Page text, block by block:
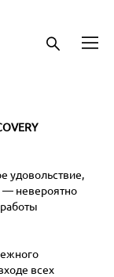
удовольствие,
— невероятно
всех